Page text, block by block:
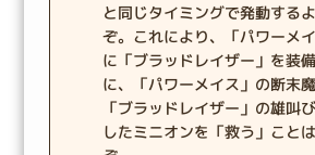
と同じタイミングで発動する
ぞ。これにより、「パワーメ
に「ブラッドレイザー」を装
に、「パワーメイス」の断末魔
「ブラッドレイザー」の雄叫
したミニオンを「救う」こと